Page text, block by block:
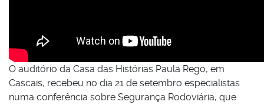
O auditório da Casa das Histórias Paula Rego, em
Cascais, recebeu no dia 21 de setembro especialistas
numa conferência sobre Segurança Rodoviária, que